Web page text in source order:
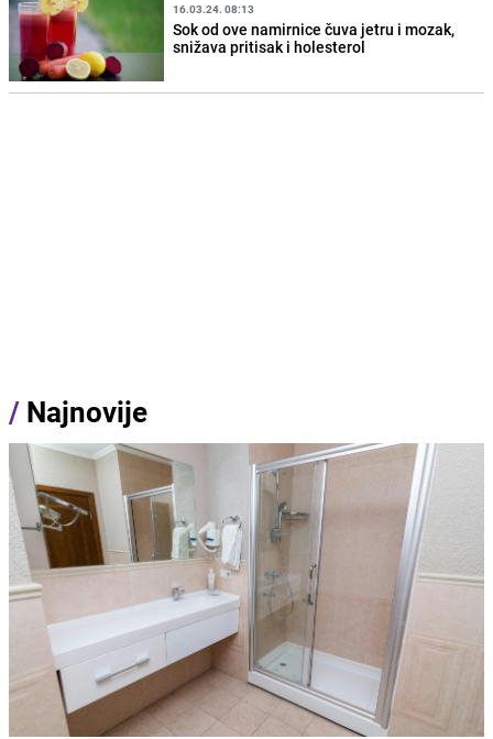
16.03.24. 08:13
Sok od ove namirnice čuva jetru i mozak,
snižava pritisak i holesterol
/ Najnovije